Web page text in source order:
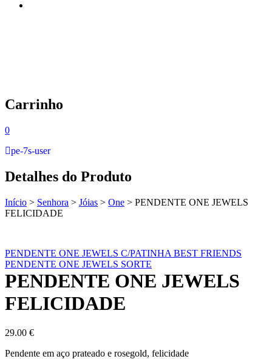
Carrinho
0
pe-7s-user
Detalhes do Produto
Início > Senhora > Jóias > One > PENDENTE ONE JEWELS
FELICIDADE
PENDENTE ONE JEWELS C/PATINHA BEST FRIENDS
PENDENTE ONE JEWELS SORTE
PENDENTE ONE JEWELS
FELICIDADE
29.00 €
Pendente em aço prateado e rosegold, felicidade